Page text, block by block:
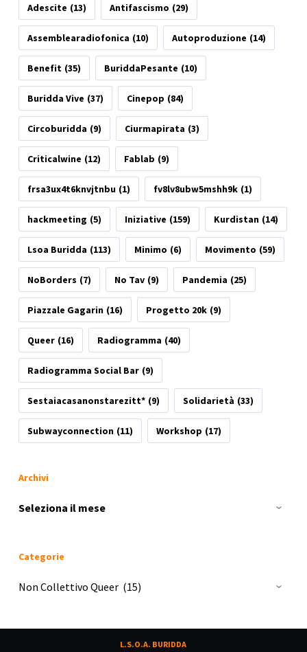
Adescite (13) Antifascismo (29)
Assemblearadiofonica (10) Autoproduzione (14)
Benefit (35) BuriddaPesante (10)
Buridda Vive (37) Cinepop (84)
Circoburidda (9) Ciurmapirata (3)
Criticalwine (12) Fablab (9)
frsa3ux4t6knvjtnbu (1) fv8lv8ubw5mshh9k (1)
hackmeeting (5) Iniziative (159) Kurdistan (14)
Lsoa Buridda (113) Minimo (6) Movimento (59)
NoBorders (7) No Tav (9) Pandemia (25)
Piazzale Gagarin (16) Progetto 20k (9)
Queer (16) Radiogramma (40)
Radiogramma Social Bar (9)
Sestaiacasanonstarezitt* (9) Solidarietà (33)
Subwayconnection (11) Workshop (17)
Archivi
Archivi
Categorie
Categorie
L.S.O.A. BURIDDA